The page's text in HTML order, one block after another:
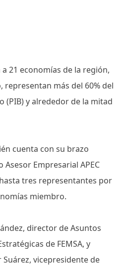
21 economías de la región,
representan más del 60% del
(PIB) y alrededor de la mitad
cuenta con su brazo
Asesor Empresarial APEC
tres representantes por
miembro.
director de Asuntos
de FEMSA, y
vicepresidente de